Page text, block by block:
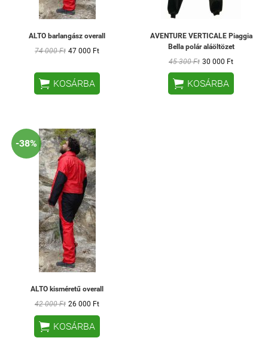
ALTO barlangász overall
74 000 Ft 47 000 Ft
 KOSÁRBA
AVENTURE VERTICALE Piaggia
Bella polár aláöltözet
45 300 Ft 30 000 Ft
 KOSÁRBA
-38%
ALTO kisméretű overall
42 000 Ft 26 000 Ft
 KOSÁRBA